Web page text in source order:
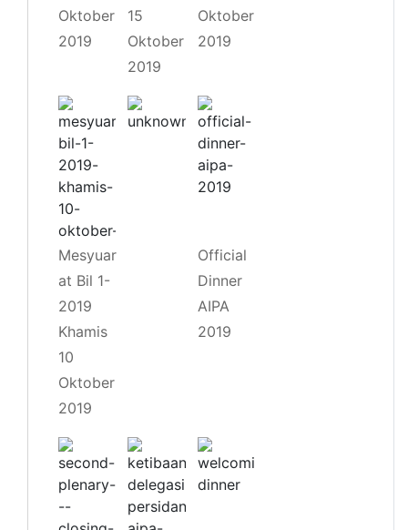
Oktober
2019
15
Oktober
2019
Oktober
2019
Mesyuar
at Bil 1-
2019
Khamis
10
Oktober
2019
Official
Dinner
AIPA
2019